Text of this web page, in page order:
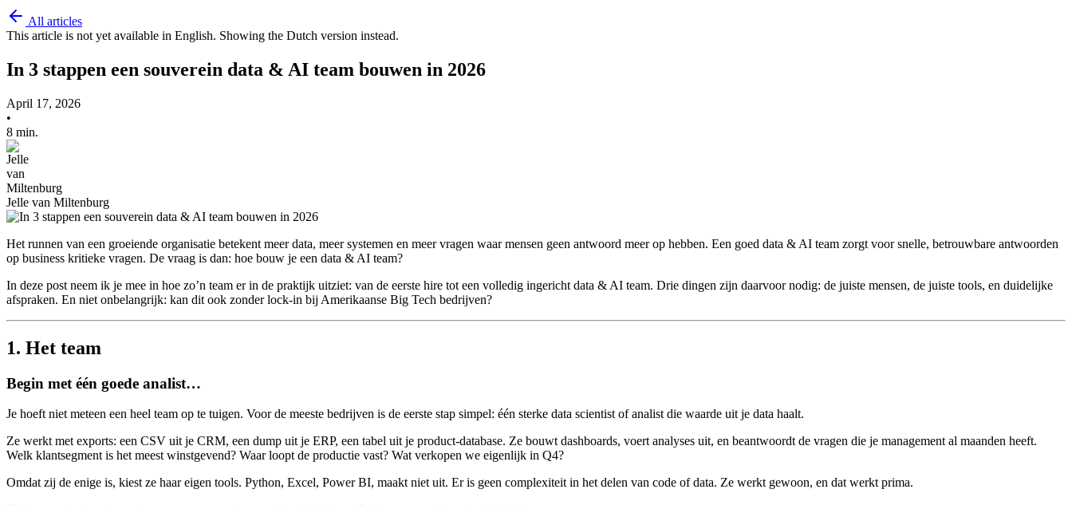
All articles
This article is not yet available in English. Showing the Dutch version instead.
In 3 stappen een souverein data & AI team bouwen in 2026
April 17, 2026
•
8 min.
Jelle van Miltenburg
Het runnen van een groeiende organisatie betekent meer data, meer systemen en meer vragen waar mensen geen antwoord meer op hebben. Een goed data & AI team zorgt voor snelle, betrouwbare antwoorden
op business kritieke vragen. De vraag is dan: hoe bouw je een data & AI team?
In deze post neem ik je mee in hoe zo’n team er in de praktijk uitziet: van de eerste hire tot een volledig ingericht data & AI team. Drie dingen zijn daarvoor nodig: de juiste mensen, de juiste tools, en duidelijke
afspraken. En niet onbelangrijk: kan dit ook zonder lock-in bij Amerikaanse Big Tech bedrijven?
1. Het team
Begin met één goede analist…
Je hoeft niet meteen een heel team op te tuigen. Voor de meeste bedrijven is de eerste stap simpel: één sterke data scientist of analist die waarde uit je data haalt.
Ze werkt met exports: een CSV uit je CRM, een dump uit je ERP, een tabel uit je product-database. Ze bouwt dashboards, voert analyses uit, en beantwoordt de vragen die je management al maanden heeft.
Welk klantsegment is het meest winstgevend? Waar loopt de productie vast? Wat verkopen we eigenlijk in Q4?
Omdat zij de enige is, kiest ze haar eigen tools. Python, Excel, Power BI, maakt niet uit. Er is geen complexiteit in het delen van code of data. Ze werkt gewoon, en dat werkt prima.